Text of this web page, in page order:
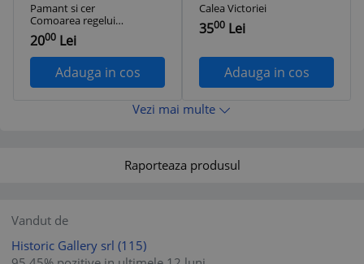
Pamant si cer
Comoarea regelui
Dromichet Aurul
Negru Cezar
Petrescu
2000 Lei
Adauga in cos
Calea Victoriei
3500 Lei
Adauga in cos
Vezi mai multe
Raporteaza produsul
Vandut de
Historic Gallery srl (115)